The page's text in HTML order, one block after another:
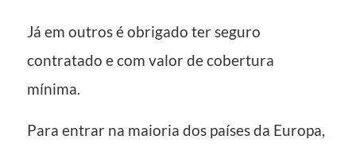
Já em outros é obrigado ter seguro
contratado e com valor de cobertura
mínima.
Para entrar na maioria dos países da Europa,